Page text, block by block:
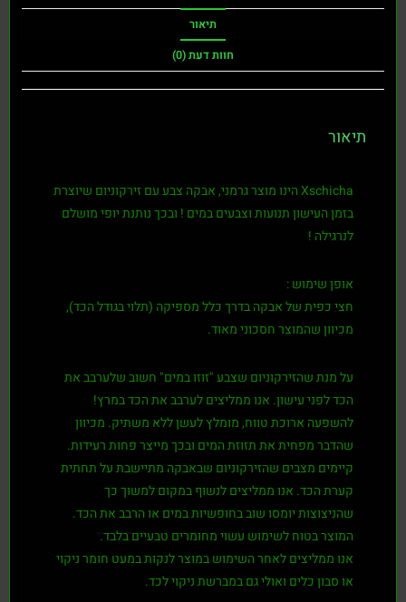
תיאור
חוות דעת (0)
תיאור
Xschichaהינו מוצר גרמני, אבקה צבע עם זירקוניום שיוצרת
בזמן העישון תנועות וצבעים במים ! ובכך נותנת יופי מושלם
לנרגילה !
אופן שימוש :
חצי כפית של אבקה בדרך כלל מספיקה (תלוי בגודל הכד),
מכיוון שהמוצר חסכוני מאוד.
על מנת שהזירקוניום שצבע "זוזו במים" חשוב שלערבב את
הכד לפני עישון. אנו ממליצים לערבב את הכד במרץ!
להשפעה ארוכת טווח, מומלץ לעשן ללא משתיק. מכיוון
שהדבר מפחית את תזוזת המים ובכך מייצר פחות רעידות.
קיימים מצבים שהזירקוניום שבאבקה מתיישבת על תחתית
קערת הכד. אנו ממליצים לנשוף במקום למשוך כך
שהניצוצות יומסו שוב בחופשיות במים או הרבב את הכד.
המוצר בטוח לשימוש עשוי מחומרים טבעיים בלבד.
אנו ממליצים לאחר השימוש במוצר לנקות במעט חומר ניקוי
או סבון כלים ואולי גם במברשת ניקוי לכד.